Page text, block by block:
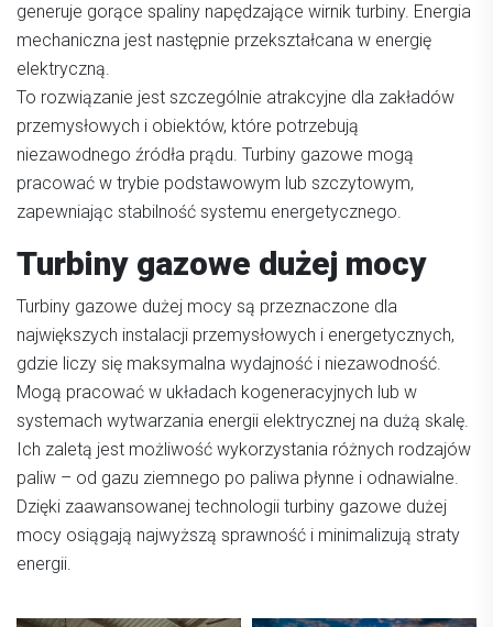
generuje gorące spaliny napędzające wirnik turbiny. Energia
mechaniczna jest następnie przekształcana w energię
elektryczną.
To rozwiązanie jest szczególnie atrakcyjne dla zakładów
przemysłowych i obiektów, które potrzebują
niezawodnego źródła prądu. Turbiny gazowe mogą
pracować w trybie podstawowym lub szczytowym,
zapewniając stabilność systemu energetycznego.
Turbiny gazowe dużej mocy
Turbiny gazowe dużej mocy są przeznaczone dla
największych instalacji przemysłowych i energetycznych,
gdzie liczy się maksymalna wydajność i niezawodność.
Mogą pracować w układach kogeneracyjnych lub w
systemach wytwarzania energii elektrycznej na dużą skalę.
Ich zaletą jest możliwość wykorzystania różnych rodzajów
paliw – od gazu ziemnego po paliwa płynne i odnawialne.
Dzięki zaawansowanej technologii turbiny gazowe dużej
mocy osiągają najwyższą sprawność i minimalizują straty
energii.